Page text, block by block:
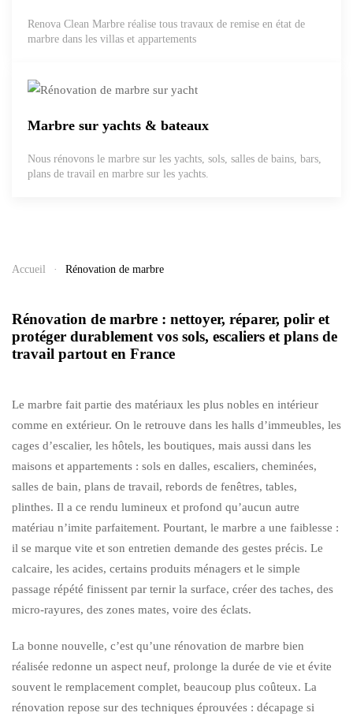
Renova Clean Marbre réalise tous travaux de remise en état de
marbre dans les villas et appartements
Marbre sur yachts & bateaux
Nous rénovons le marbre sur les yachts, sols, salles de bains, bars,
plans de travail en marbre sur les yachts.
Accueil Rénovation de marbre
Rénovation de marbre : nettoyer, réparer, polir et
protéger durablement vos sols, escaliers et plans de
travail partout en France
Le marbre fait partie des matériaux les plus nobles en intérieur
comme en extérieur. On le retrouve dans les halls d’immeubles, les
cages d’escalier, les hôtels, les boutiques, mais aussi dans les
maisons et appartements : sols en dalles, escaliers, cheminées,
salles de bain, plans de travail, rebords de fenêtres, tables,
plinthes. Il a ce rendu lumineux et profond qu’aucun autre
matériau n’imite parfaitement. Pourtant, le marbre a une faiblesse :
il se marque vite et son entretien demande des gestes précis. Le
calcaire, les acides, certains produits ménagers et le simple
passage répété finissent par ternir la surface, créer des taches, des
micro-rayures, des zones mates, voire des éclats.
La bonne nouvelle, c’est qu’une rénovation de marbre bien
réalisée redonne un aspect neuf, prolonge la durée de vie et évite
souvent le remplacement complet, beaucoup plus coûteux. La
rénovation repose sur des techniques éprouvées : décapage si